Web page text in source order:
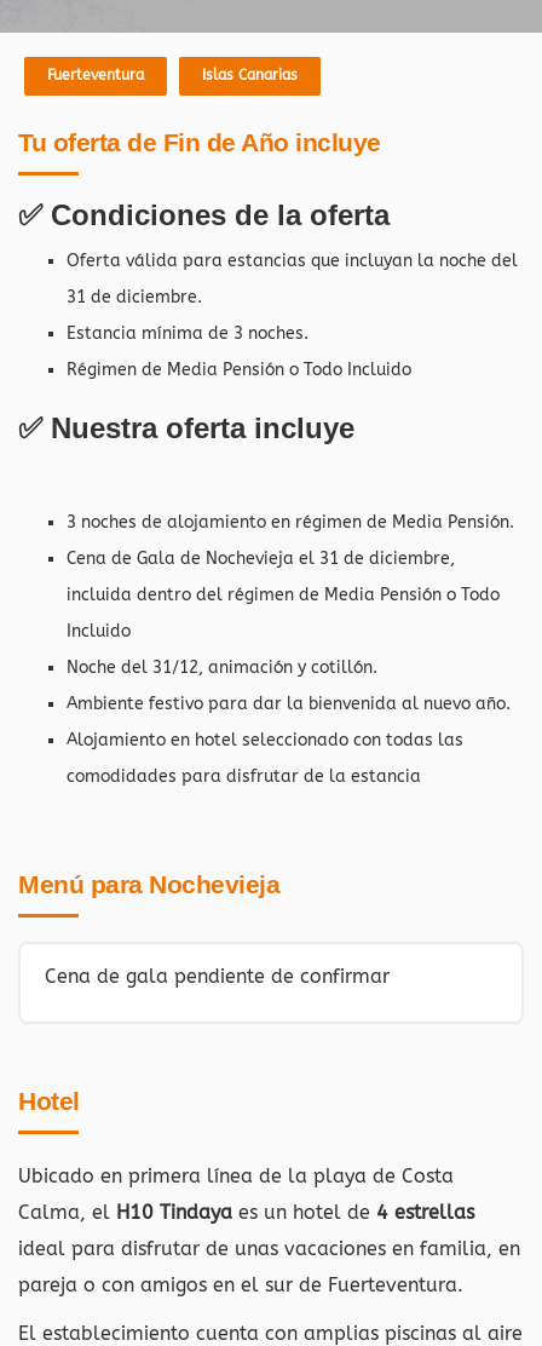
Fuerteventura Islas Canarias
Tu oferta de Fin de Año incluye
✅ Condiciones de la oferta
Oferta válida para estancias que incluyan la noche del
31 de diciembre.
Estancia mínima de 3 noches.
Régimen de Media Pensión o Todo Incluido
✅ Nuestra oferta incluye
3 noches de alojamiento en régimen de Media Pensión.
Cena de Gala de Nochevieja el 31 de diciembre,
incluida dentro del régimen de Media Pensión o Todo
Incluido
Noche del 31/12, animación y cotillón.
Ambiente festivo para dar la bienvenida al nuevo año.
Alojamiento en hotel seleccionado con todas las
comodidades para disfrutar de la estancia
Menú para Nochevieja
Cena de gala pendiente de confirmar
Hotel
Ubicado en primera línea de la playa de Costa
Calma, el H10 Tindaya es un hotel de 4 estrellas
ideal para disfrutar de unas vacaciones en familia, en
pareja o con amigos en el sur de Fuerteventura.
El establecimiento cuenta con amplias piscinas al aire